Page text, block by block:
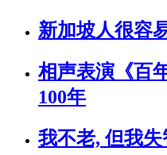
新加坡人很容
相声表演《百
100年
我不老, 但我失